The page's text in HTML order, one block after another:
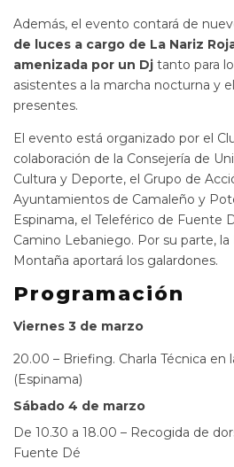
Además, el evento contará de
de luces a cargo de La Nariz
amenizada por un Dj tanto para
asistentes a la marcha nocturna y
presentes.
El evento está organizado por el
colaboración de la Consejería de
Cultura y Deporte, el Grupo de
Ayuntamientos de Camaleño y
Espinama, el Teleférico de Fuente
Camino Lebaniego. Por su parte,
Montaña aportará los galardones.
Programación
Viernes 3 de marzo
20.00 – Briefing. Charla Técnica en
(Espinama)
Sábado 4 de marzo
De 10.30 a 18.00 – Recogida de
Fuente Dé